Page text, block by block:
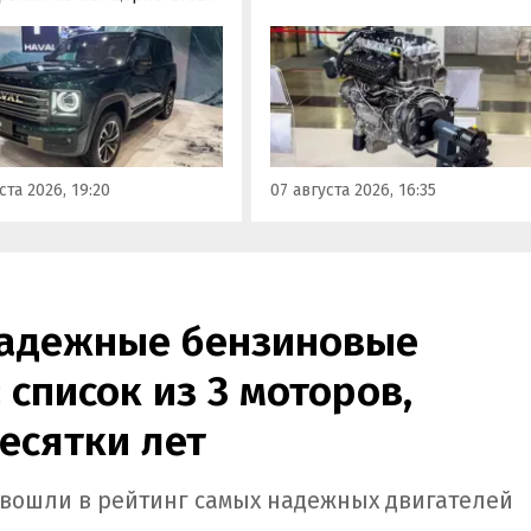
заводе
Речь о Haval H9,
и Tank 500, которые
прошли
и получили
типа
средства (ОТТС).
2026, 19:20
получивший индекс 414320.
Корреспонденту
«Автоновостей дня» удалось
лично ознакомиться с
новинкой на выставке
«Иннопром» в
07 августа 2026, 16:35
бензиновые
из 3 моторов,
лет
в рейтинг самых надежных двигателей